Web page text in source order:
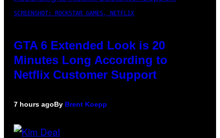
SCREENSHOT: ROCKSTAR GAMES, NETFLIX
GTA 6 Extended Look is 20
Minutes Long According to
Netflix Customer Support
7 hours agoBy Brent Koepp